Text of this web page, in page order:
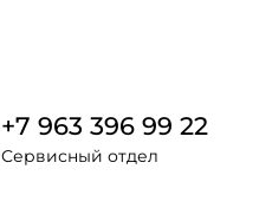
+7 963 396 99 22
Сервисный отдел